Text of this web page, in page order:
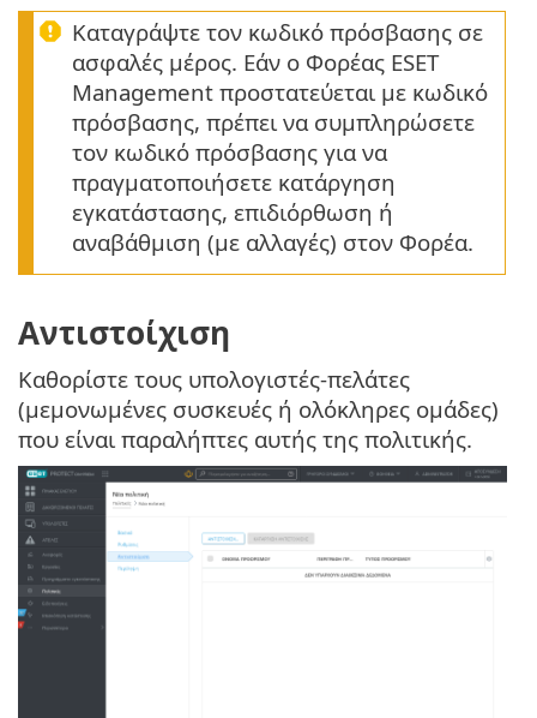
Καταγράψτε τον κωδικό πρόσβασης σε
ασφαλές μέρος. Εάν ο Φορέας ESET
Management προστατεύεται με κωδικό
πρόσβασης, πρέπει να συμπληρώσετε
τον κωδικό πρόσβασης για να
πραγματοποιήσετε κατάργηση
εγκατάστασης, επιδιόρθωση ή
αναβάθμιση (με αλλαγές) στον Φορέα.
Αντιστοίχιση
Καθορίστε τους υπολογιστές-πελάτες
(μεμονωμένες συσκευές ή ολόκληρες ομάδες)
που είναι παραλήπτες αυτής της πολιτικής.